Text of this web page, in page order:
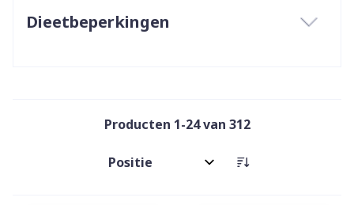
Dieetbeperkingen
Producten 1-24van 312
Sorteer op: